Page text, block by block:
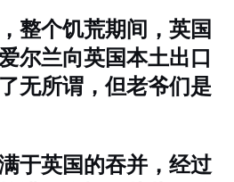
整个饥荒期间，英国
尔兰向英国本土出口
无所谓，但老爷们是
于英国的吞并，经过